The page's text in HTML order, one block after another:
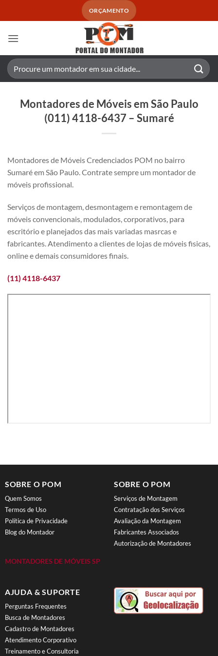
ORÇAMENTO
Pesquisar
por:
Montadores de Móveis em São Paulo
(011) 4118-6437 – Sumaré
Montadores de Móveis Credenciados POM no bairro
Sumaré em São Paulo. Contrate sempre um montador de
móveis profissional.
Serviços de montagem, desmontagem e remontagem de
móveis convencionais, modulados, corporativos, para
escritório e planejados das mais variadas masrcas e
fabricantes. Atendimento a clientes de lojas de móveis fisicas,
online e demais consumidores finais.
(11) 4118-6437
SOBRE O POM
Quem Somos
Termos de Uso
Política de Privacidade
Blog do Montador
MONTADORES DE MÓVEIS SP
SOBRE O POM
Serviços de Montagem
Contratação dos Serviços
Avaliação da Montagem
Fabricantes Associados
Autorização de Montadores
AJUDA & SUPORTE
Perguntas Frequentes
Busca de Montadores
Cadastro de Montadores
Atendimento Corporativo
Treinamento e Consultoria